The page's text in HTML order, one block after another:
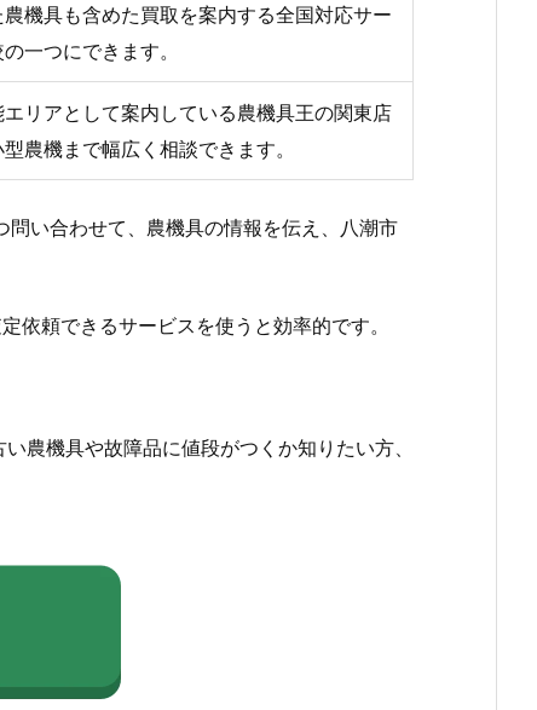
機具も含めた買取を案内する全国対応サー
一つにできます。
リアとして案内している農機具王の関東店
農機まで幅広く相談できます。
問い合わせて、農機具の情報を伝え、八潮市
依頼できるサービスを使うと効率的です。
農機具や故障品に値段がつくか知りたい方、